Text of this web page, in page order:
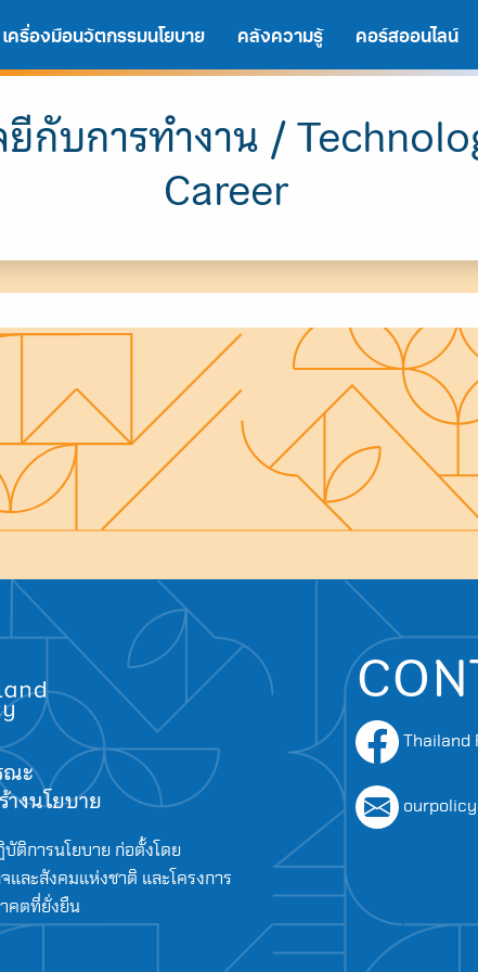
เครื่องมือนวัตกรรมนโยบาย คลังความรู้ คอร์สออนไลน์
A
ยีกับการทำงาน /
Career
ณะ
งนโยบาย
ติการนโยบาย ก่อตั้งโดย
ละสังคมแห่งชาติ และโครงการ
คตที่ยั่งยืน
Thailand